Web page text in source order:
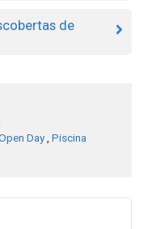
de
Day Piscina